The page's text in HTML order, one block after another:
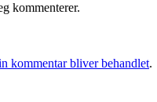
kommenterer.
kommentar bliver behandlet.